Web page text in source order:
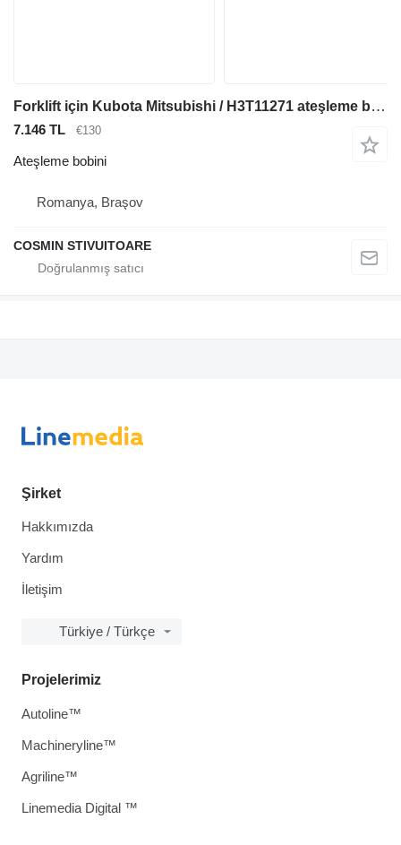
Forklift için Kubota Mitsubishi / H3T11271 ateşleme bobini
7.146 TL €130
Ateşleme bobini
Romanya, Braşov
COSMIN STIVUITOARE
Şirket
Hakkımızda
Yardım
İletişim
Türkiye / Türkçe
Projelerimiz
Autoline™
Machineryline™
Agriline™
Linemedia Digital ™